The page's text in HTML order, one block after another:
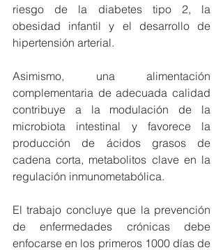
riesgo de la diabetes tipo 2, la
obesidad infantil y el desarrollo de
hipertensión arterial.
Asimismo, una alimentación
complementaria de adecuada calidad
contribuye a la modulación de la
microbiota intestinal y favorece la
producción de ácidos grasos de
cadena corta, metabolitos clave en la
regulación inmunometabólica.
El trabajo concluye que la prevención
de enfermedades crónicas debe
enfocarse en los primeros 1000 días de